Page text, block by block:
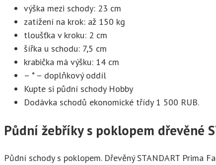
výška mezi schody: 23 cm
zatížení na krok: až 150 kg
tloušťka v kroku: 2 cm
šířka u schodu: 7,5 cm
krabička má výšku: 14 cm
– * – doplňkový oddíl
Kupte si půdní schody Hobby
Dodávka schodů ekonomické třídy 1 500 RUB.
Půdní žebříky s poklopem dřevěné
Půdní schody s poklopem. Dřevěný STANDART Prima